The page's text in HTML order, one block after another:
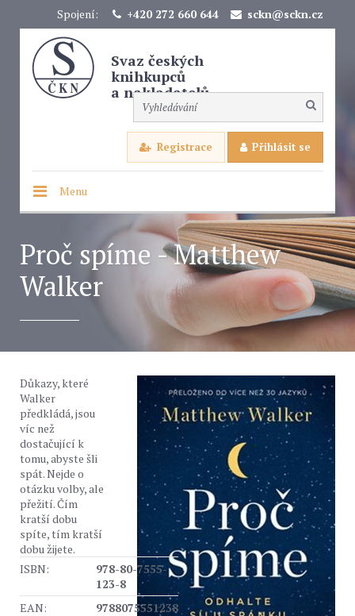
Spojení: +420 272 660 644 sckn@sckn.cz
Svaz českých
knihkupců
a nakladatelů
Registrace Přihlásit se
Menu
Proč spíme - Matthew
Walker
Důkazy, které
Walker
předkládá, jsou
víc než
dostačující k
tomu, abyste šli
spát. Nejde o
otázku volby, ale
přežití. Čím
kratší dobu
spíte, tím kratší
dobu žijete.
ISBN:
978-80-7555-
123-8
EAN:
9788075551238